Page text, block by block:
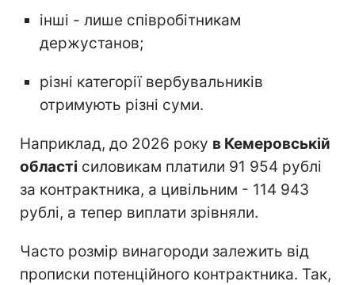
інші - лише співробітникам
держустанов;
різні категорії вербувальників
отримують різні суми.
Наприклад, до 2026 року в Кемеровській
області силовикам платили 91 954 рублі
за контрактника, а цивільним - 114 943
рублі, а тепер виплати зрівняли.
Часто розмір винагороди залежить від
прописки потенційного контрактника. Так,